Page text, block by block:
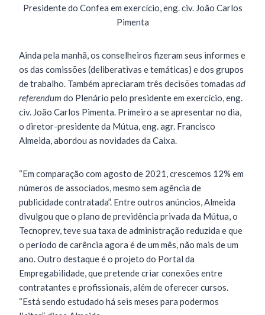
Presidente do Confea em exercício, eng. civ. João Carlos
Pimenta
Ainda pela manhã, os conselheiros fizeram seus informes e
os das comissões (deliberativas e temáticas) e dos grupos
de trabalho. Também apreciaram três decisões tomadas ad
referendum do Plenário pelo presidente em exercício, eng.
civ. João Carlos Pimenta. Primeiro a se apresentar no dia,
o diretor-presidente da Mútua, eng. agr. Francisco
Almeida, abordou as novidades da Caixa.
“Em comparação com agosto de 2021, crescemos 12% em
números de associados, mesmo sem agência de
publicidade contratada”. Entre outros anúncios, Almeida
divulgou que o plano de previdência privada da Mútua, o
Tecnoprev, teve sua taxa de administração reduzida e que
o período de carência agora é de um mês, não mais de um
ano. Outro destaque é o projeto do Portal da
Empregabilidade, que pretende criar conexões entre
contratantes e profissionais, além de oferecer cursos.
“Está sendo estudado há seis meses para podermos